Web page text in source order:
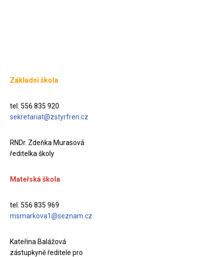
Základní škola
tel. 556 835 920
sekretariat@zstyrfren.cz
RNDr. Zdeňka Murasová
ředitelka školy
Mateřská škola
tel. 556 835 969
msmarkova1@seznam.cz
Kateřina Balážová
zástupkyně ředitele pro